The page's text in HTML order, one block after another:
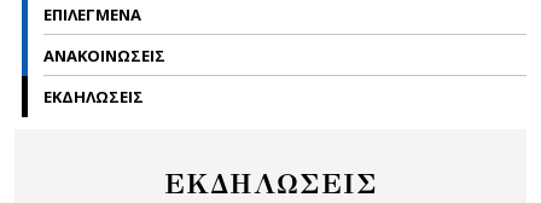
ΕΠΙΛΕΓΜΕΝΑ
ΑΝΑΚΟΙΝΩΣΕΙΣ
ΕΚΔΗΛΩΣΕΙΣ
ΕΚΔΗΛΩΣΕΙΣ